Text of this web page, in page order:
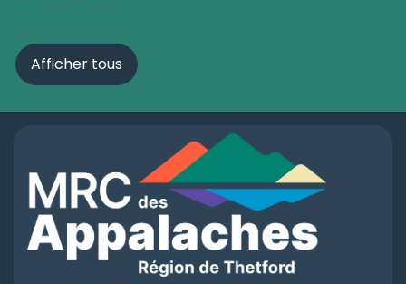
Afficher tous